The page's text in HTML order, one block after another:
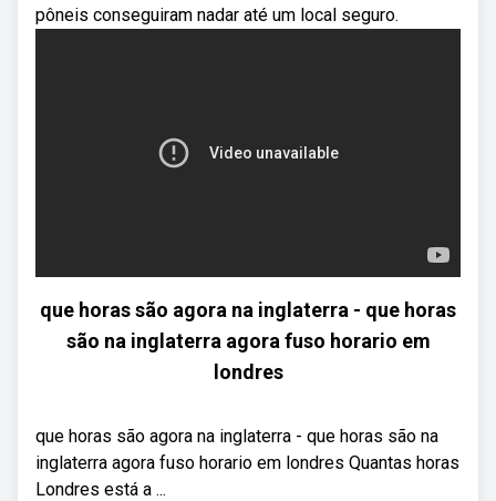
pôneis conseguiram nadar até um local seguro.
que horas são agora na inglaterra - que horas
são na inglaterra agora fuso horario em
londres
que horas são agora na inglaterra - que horas são na
inglaterra agora fuso horario em londres Quantas horas
Londres está a ...